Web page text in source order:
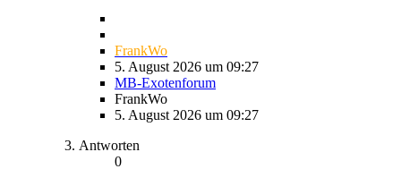
FrankWo
5. August 2026 um 09:27
MB-Exotenforum
FrankWo
5. August 2026 um 09:27
Antworten
0